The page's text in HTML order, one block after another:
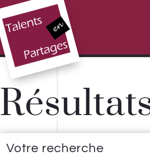
Votre recherche